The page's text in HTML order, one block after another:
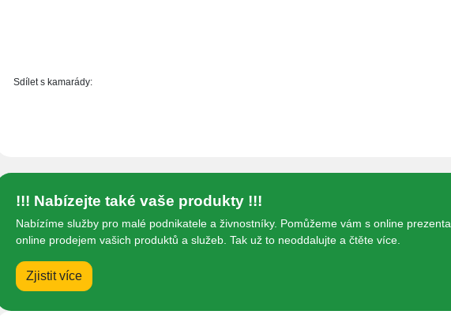
Sdílet s kamarády:
!!! Nabízejte také vaše produkty !!!
Nabízíme služby pro malé podnikatele a živnostníky. Pomůžeme vám s online
online prodejem vašich produktů a služeb. Tak už to neoddalujte a čtěte více.
Zjistit více